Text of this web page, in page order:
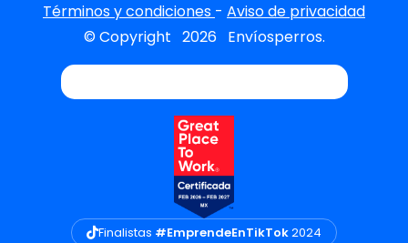
Términos y condiciones - Aviso de privacidad
© Copyright 2026 Envíosperros.
Finalistas #EmprendeEnTikTok2024